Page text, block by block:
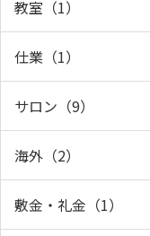
教室（1）
仕業（1）
サロン（9）
海外（2）
敷金・礼金（1）